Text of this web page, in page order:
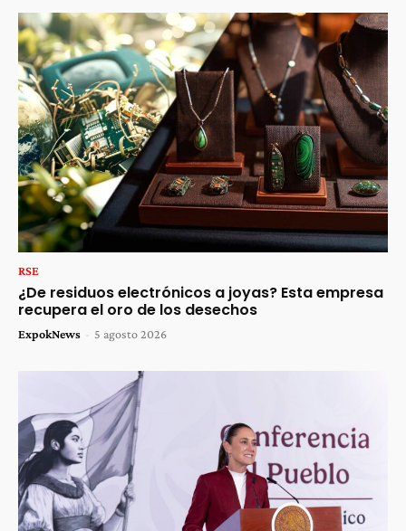
RSE
¿De residuos electrónicos a joyas? Esta empresa
recupera el oro de los desechos
ExpokNews - 5 agosto 2026